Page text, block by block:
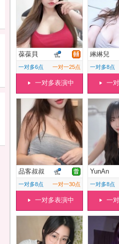
葆葆貝
一对多6点 一对一25点
一对多表演中
綝綝兒
一对多8点
一
品客叔叔
一对多8点 一对一30点
一对多表演中
YunAn
一对多8点
一